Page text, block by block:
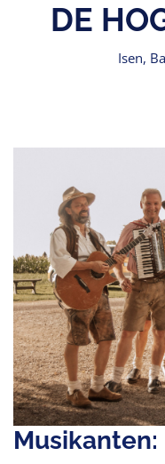
DE
Isen,
Musikanten: